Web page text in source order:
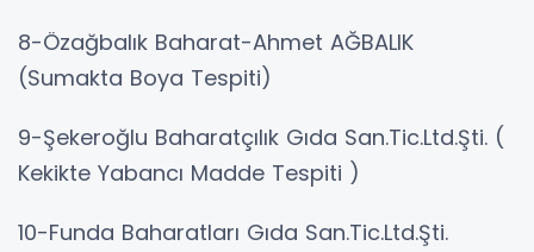
8-Özağbalık Baharat-Ahmet AĞBALIK
(Sumakta Boya Tespiti)
9-Şekeroğlu Baharatçılık Gıda San.Tic.Ltd.Şti. (
Kekikte Yabancı Madde Tespiti )
10-Funda Baharatları Gıda San.Tic.Ltd.Şti.